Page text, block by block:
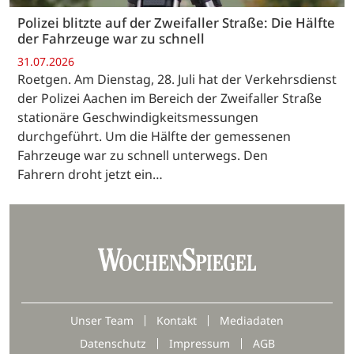
Polizei blitzte auf der Zweifaller Straße: Die Hälfte
der Fahrzeuge war zu schnell
31.07.2026
Roetgen. Am Dienstag, 28. Juli hat der Verkehrsdienst
der Polizei Aachen im Bereich der Zweifaller Straße
stationäre Geschwindigkeitsmessungen
durchgeführt. Um die Hälfte der gemessenen
Fahrzeuge war zu schnell unterwegs. Den
Fahrern droht jetzt ein…
Unser Team Kontakt
Mediadaten
Datenschutz
Impressum AGB